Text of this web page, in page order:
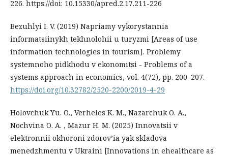
226. https://doi: 10.15330/apred.2.17.211-226
Bezuhlyi I. V. (2019) Napriamy vykorystannia
informatsiinykh tekhnolohii u turyzmi [Areas of usе
information technologies in tourism]. Problemy
systemnoho pidkhodu v ekonomitsi - Problems of a
systems approach in economics, vol. 4(72), рр. 200–207.
https://doi.org/10.32782/2520-2200/2019-4-29
Holovchuk Yu. O., Verheles K. M., Nazarchuk O. A.,
Nochvina O. A. , Mazur H. M. (2025) Innovatsii v
elektronnii okhoroni zdorovʼia yak skladova
menedzhmentu v Ukraini [Innovations in ehealthcare as